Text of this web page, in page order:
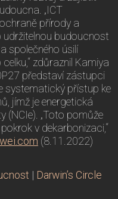
„ICT
přírody a
udržitelnou budoucnost
společného úsilí
zdůraznil Kamiya
představí zástupci
systematický přístup ke
jímž je energetická
(NCIe). „Toto pomůže
v dekarbonizaci,“
(8.11.2022)
| Darwin’s Circle